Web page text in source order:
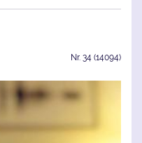
Nr. 34 (14094)